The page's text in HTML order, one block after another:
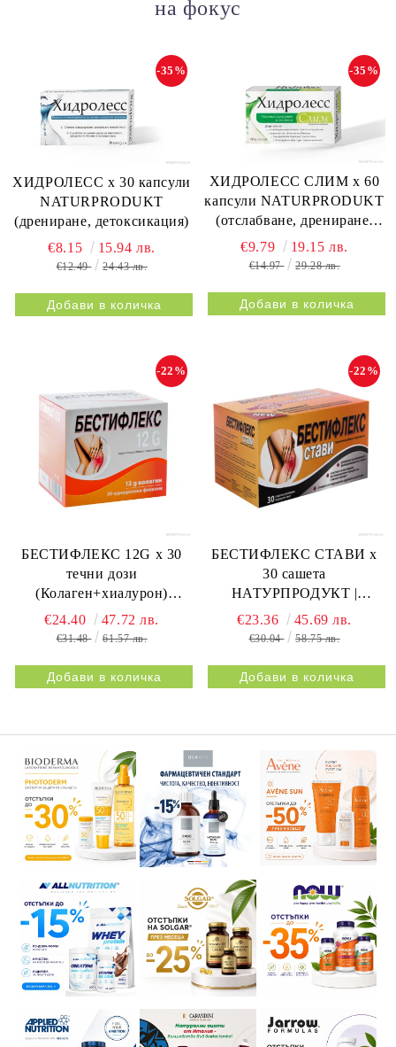
на фокус
ХИДРОЛЕСС х 30 капсули
NATURPRODUKT
(дрениране, детоксикация)
-35%
€8.15 15.94 лв.
€12.49 24.43 лв.
ХИДРОЛЕСС СЛИМ х 60
капсули NATURPRODUKT
(отслабване, дрениране,
метаболизъм)
-35%
€9.79 19.15 лв.
€14.97 29.28 лв.
БЕСТИФЛЕКС 12G х 30
течни дози
(Колаген+хиалурон)
НАТУРПРОДУКТ |
BESTIFLEX 12G 30s
-22%
€24.40 47.72 лв.
€31.48 61.57 лв.
БЕСТИФЛЕКС СТАВИ х
30 сашета
НАТУРПРОДУКТ |
BESTIFLEX JOINTS 30s
NATURPRODUKT
-22%
€23.36 45.69 лв.
€30.04 58.75 лв.